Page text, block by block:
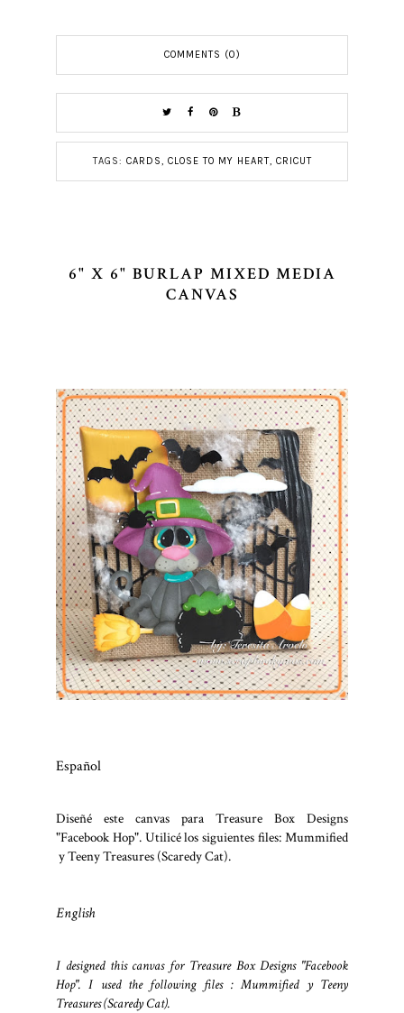
COMMENTS (0)
TAGS: CARDS, CLOSE TO MY HEART, CRICUT
6" X 6" BURLAP MIXED MEDIA
CANVAS
Español
Diseñé este canvas para Treasure Box Designs
"Facebook Hop". Utilicé los siguientes files: Mummified
y Teeny Treasures (Scaredy Cat).
English
I designed this canvas for Treasure Box Designs "Facebook
Hop". I used the following files : Mummified y Teeny
Treasures (Scaredy Cat).